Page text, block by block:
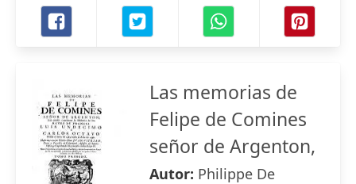
Las memorias de
Felipe de Comines
señor de Argenton,
Autor: Philippe De